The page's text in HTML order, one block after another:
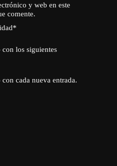
y web en este
comente.
*
los siguientes
cada nueva entrada.